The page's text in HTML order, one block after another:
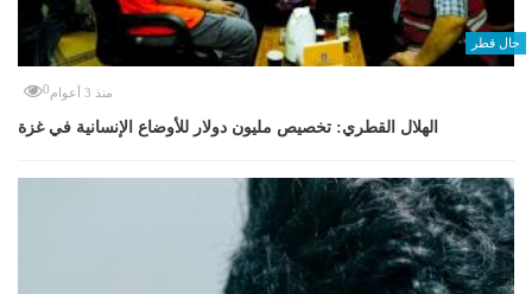
حال قطر
منذ 3 أعوام 0
الهلال القطري: تخصيص مليون دولار للأوضاع الإنسانية في غزة